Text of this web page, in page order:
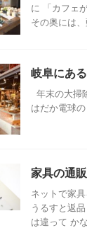
に 「カフェ
その奥には
岐阜にあ
年末の大掃
はだか電球
家具の通
ネットで家
うるすと返
は違って か